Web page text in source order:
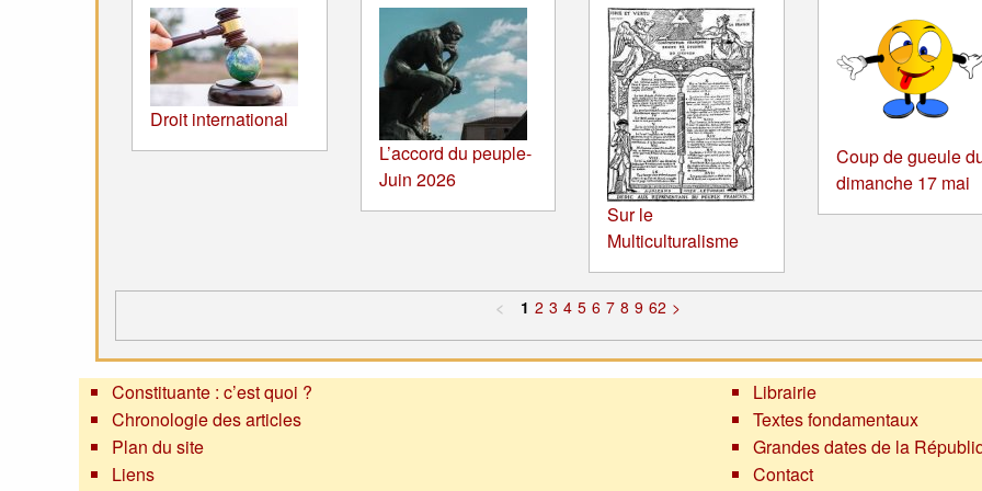
Droit international
L’accord du peuple-
Juin 2026
Sur le
Multiculturalisme
Coup de gueule
dimanche 17 mai
< 1 2 3 4 5 6 7 8 9 62 >
Constituante : c’est quoi ?
Chronologie des articles
Plan du site
Liens
Librairie
Textes fondamentaux
Grandes dates de la
Contact